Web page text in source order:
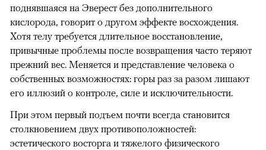
поднявшаяся на Эверест без дополнительного
кислорода, говорит о другом эффекте восхождения.
Хотя телу требуется длительное восстановление,
привычные проблемы после возвращения часто теряют
прежний вес. Меняется и представление человека о
собственных возможностях: горы раз за разом лишают
его иллюзий о контроле, силе и исключительности.
При этом первый подъем почти всегда становится
столкновением двух противоположностей:
эстетического восторга и тяжелого физического